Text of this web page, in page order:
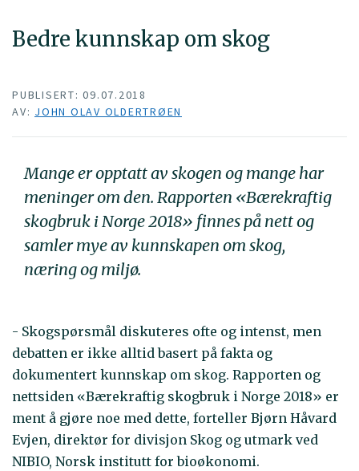
Bedre kunnskap om skog
PUBLISERT: 09.07.2018
AV: JOHN OLAV OLDERTRØEN
Mange er opptatt av skogen og mange har
meninger om den. Rapporten «Bærekraftig
skogbruk i Norge 2018» finnes på nett og
samler mye av kunnskapen om skog,
næring og miljø.
- Skogspørsmål diskuteres ofte og intenst, men
debatten er ikke alltid basert på fakta og
dokumentert kunnskap om skog. Rapporten og
nettsiden «Bærekraftig skogbruk i Norge 2018» er
ment å gjøre noe med dette, forteller Bjørn Håvard
Evjen, direktør for divisjon Skog og utmark ved
NIBIO, Norsk institutt for bioøkonomi.